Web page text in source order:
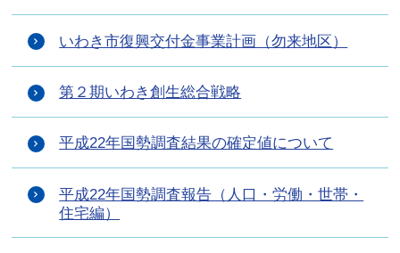
いわき市復興交付金事業計画（勿来地区）
第２期いわき創生総合戦略
平成22年国勢調査結果の確定値について
平成22年国勢調査報告（人口・労働・世帯・
住宅編）